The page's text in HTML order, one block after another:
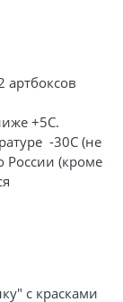
+5С.
-30С (не
России (кроме
с красками